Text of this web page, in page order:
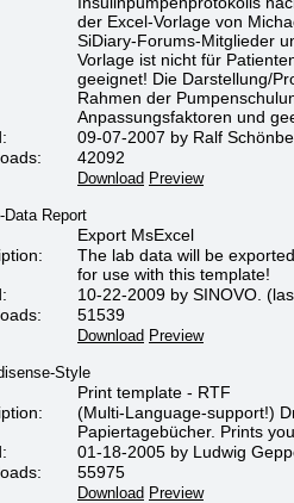
der Excel-Vorlage von
SiDiary-Forums-Mitglieder
Vorlage ist nicht für
geeignet! Die Darstellung/
Rahmen der
Anpassungsfaktoren und
09-07-2007 by Ralf
42092
Download Preview
Data Report
Export MsExcel
The lab data will be
for use with this template!
10-22-2009 by SINOVO.
51539
Download Preview
Style
Print template - RTF
(Multi-Language-support!)
Papiertagebücher. Prints
01-18-2005 by Ludwig
55975
Download Preview